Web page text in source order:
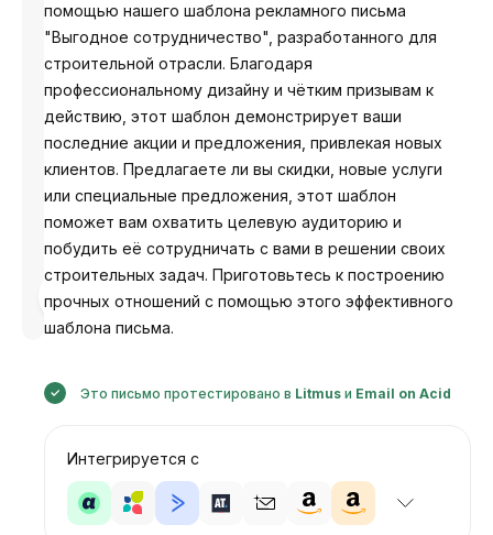
Анастасия
помощью нашего шаблона рекламного письма
"Выгодное сотрудничество", разработанного для
строительной отрасли. Благодаря
профессиональному дизайну и чётким призывам к
действию, этот шаблон демонстрирует ваши
последние акции и предложения, привлекая новых
клиентов. Предлагаете ли вы скидки, новые услуги
или специальные предложения, этот шаблон
поможет вам охватить целевую аудиторию и
побудить её сотрудничать с вами в решении своих
строительных задач. Приготовьтесь к построению
прочных отношений с помощью этого эффективного
шаблона письма.
Это письмо протестировано в Litmus и Email on Acid
Интегрируется с